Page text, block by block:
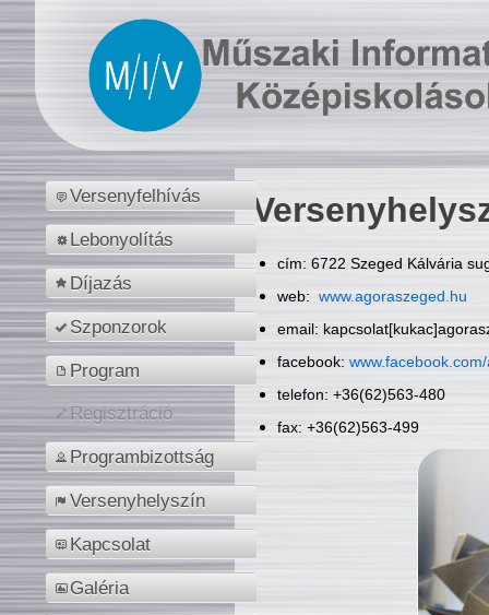
Versenyfelhívás
Lebonyolítás
Díjazás
Szponzorok
Program
Regisztráció
Programbizottság
Versenyhelyszín
Kapcsolat
Galéria
cím: 6722 Szeged Kálvária
web: www.agoraszeged.hu
email:
facebook:
telefon: +36(62)563-480
fax: +36(62)563-499